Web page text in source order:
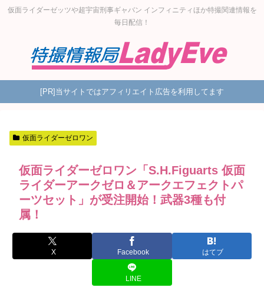
仮面ライダーゼッツや超宇宙刑事ギャバン インフィニティほか特撮関連情報を
毎日配信！
[PR]当サイトではアフィリエイト広告を利用してます
仮面ライダーゼロワン
仮面ライダーゼロワン「S.H.Figuarts 仮面
ライダーアークゼロ＆アークエフェクトパ
ーツセット」が受注開始！武器3種も付
属！
X Facebook はてブ
LINE